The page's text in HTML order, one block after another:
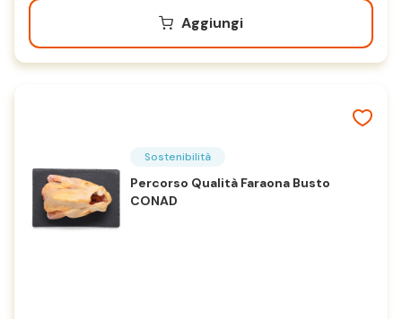
Aggiungi
Sostenibilità
Percorso Qualità Faraona Busto
CONAD